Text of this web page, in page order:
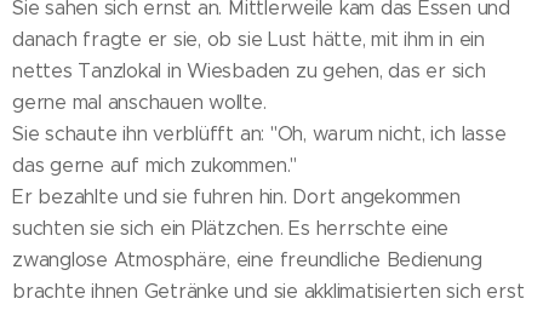
Sie sahen sich ernst an. Mittlerweile kam das Essen und
danach fragte er sie, ob sie Lust hätte, mit ihm in ein
nettes Tanzlokal in Wiesbaden zu gehen, das er sich
gerne mal anschauen wollte.
Sie schaute ihn verblüfft an: "Oh, warum nicht, ich lasse
das gerne auf mich zukommen."
Er bezahlte und sie fuhren hin. Dort angekommen
suchten sie sich ein Plätzchen. Es herrschte eine
zwanglose Atmosphäre, eine freundliche Bedienung
brachte ihnen Getränke und sie akklimatisierten sich erst